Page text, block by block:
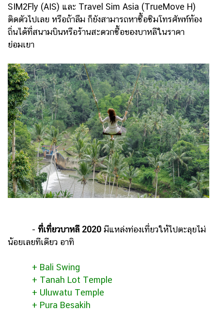
SIM2Fly (AIS) และ Travel Sim Asia (TrueMove H)
ติดตัวไปเลย หรือถ้าลืม ก็ยังสามารถหาซื้อซิมโทรศัพท์ท้อง
ถิ่นได้ที่สนามบินหรือร้านสะดวกซื้อของบาหลีในราคา
ย่อมเยา
- ที่เที่ยวบาหลี 2020 มีแหล่งท่องเที่ยวให้ไปตะลุยไม่
น้อยเลยทีเดียว อาทิ
+ Bali Swing
+ Tanah Lot Temple
+ Uluwatu Temple
+ Pura Besakih